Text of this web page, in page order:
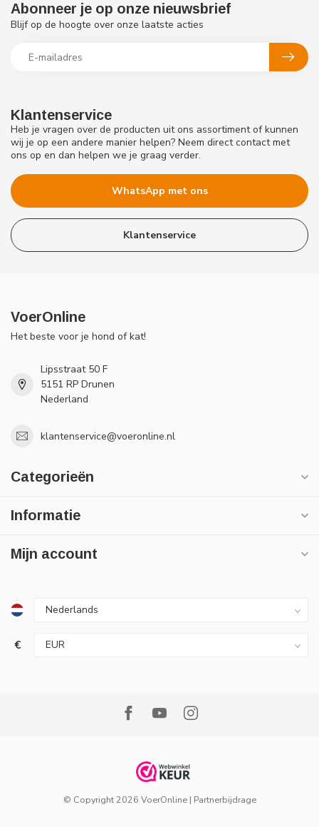
Klantenservice
Heb je vragen over de producten uit ons assortiment of kunnen
wij je op een andere manier helpen? Neem direct contact met
ons op en dan helpen we je graag verder.
WhatsApp met ons
Klantenservice
Abonneer je op onze nieuwsbrief
Blijf op de hoogte over onze laatste acties
VoerOnline
Het beste voor je hond of kat!
Lipsstraat 50 F
5151 RP Drunen
Nederland
klantenservice@voeronline.nl
Categorieën
Informatie
Mijn account
€
© Copyright 2026 VoerOnline| Partnerbijdrage